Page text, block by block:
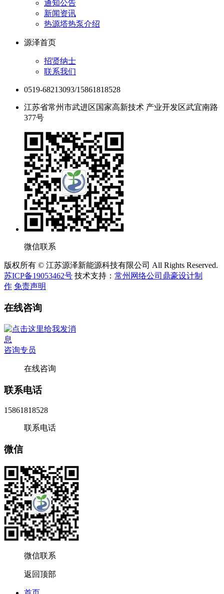
通知公告
新闻资讯
热源塔热泵介绍
源泽首页
招贤纳士
联系我们
0519-68213093/15861818528
江苏省常州市武进区国家高新技术 产业开发区武宜南路
377号
微信联系
版权所有 © 江苏源泽新能源科技有限公司 All Rights Reserved.
苏ICP备19053462号 技术支持： 常州网络公司鼎豪设计制
作 免责声明
在线咨询
咨询专员
在线咨询
联系电话
15861818528
联系电话
微信
微信联系
返回顶部